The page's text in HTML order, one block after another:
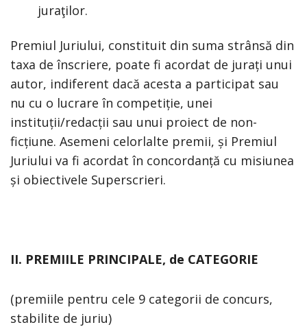
juraţilor.
Premiul Juriului, constituit din suma strânsă din
taxa de înscriere, poate fi acordat de jurați unui
autor, indiferent dacă acesta a participat sau
nu cu o lucrare în competiție, unei
instituții/redacții sau unui proiect de non-
ficțiune. Asemeni celorlalte premii, și Premiul
Juriului va fi acordat în concordanță cu misiunea
și obiectivele Superscrieri.
II. PREMIILE PRINCIPALE, de CATEGORIE
(premiile pentru cele 9 categorii de concurs,
stabilite de juriu)